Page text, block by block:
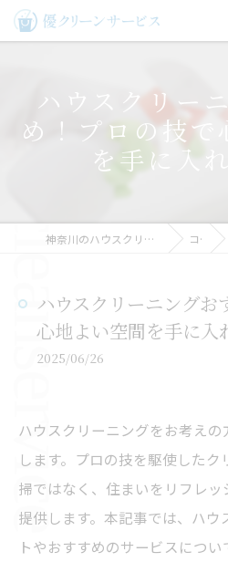
ハウスクリー
め！プロの技で
を手に入
神奈川のハウスクリーニングなら優クリーンサービス コラム
ハウスクリーニングお
心地よい空間を手に入
2025/06/26
ハウスクリーニングをお考え
します。プロの技を駆使した
掃ではなく、住まいをリフレ
提供します。本記事では、ハウ
トやおすすめのサービスについ